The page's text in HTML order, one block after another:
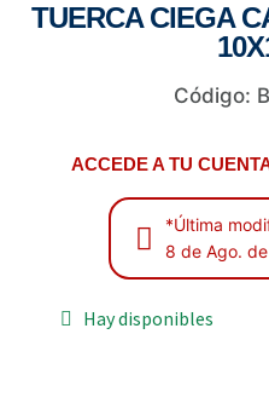
TUERCA CIEGA
Código:
ACCEDE A TU
*Última
8 de Ago.
Hay disponibles